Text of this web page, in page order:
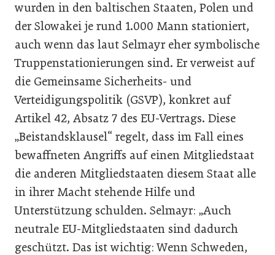
wurden in den baltischen Staaten, Polen und
der Slowakei je rund 1.000 Mann stationiert,
auch wenn das laut Selmayr eher symbolische
Truppenstationierungen sind. Er verweist auf
die Gemeinsame Sicherheits- und
Verteidigungspolitik (GSVP), konkret auf
Artikel 42, Absatz 7 des EU-Vertrags. Diese
„Beistandsklausel“ regelt, dass im Fall eines
bewaffneten Angriffs auf einen Mitgliedstaat
die anderen Mitgliedstaaten diesem Staat alle
in ihrer Macht stehende Hilfe und
Unterstützung schulden. Selmayr: „Auch
neutrale EU-Mitgliedstaaten sind dadurch
geschützt. Das ist wichtig: Wenn Schweden,